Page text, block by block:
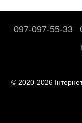
097-097-55-33
© 2020-2026